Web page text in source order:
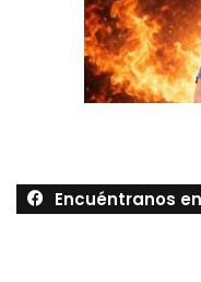
Encuéntranos